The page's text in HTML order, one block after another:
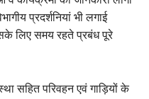
प्रदर्शनियां भी लगाई
लिए समय रहते प्रबंध पूरे
सहित परिवहन एवं गाड़ियों के